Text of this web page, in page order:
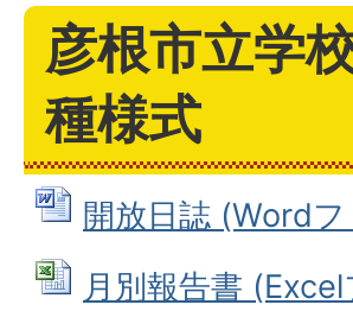
彦根市立学
種様式
開放日誌 (Word
月別報告書